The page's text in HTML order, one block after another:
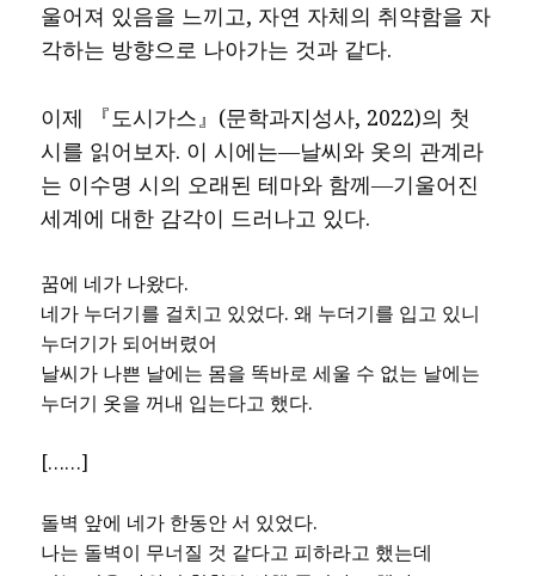
울어져 있음을 느끼고, 자연 자체의 취약함을 자
각하는 방향으로 나아가는 것과 같다.
이제 『도시가스』(문학과지성사, 2022)의 첫
시를 읽어보자. 이 시에는―날씨와 옷의 관계라
는 이수명 시의 오래된 테마와 함께―기울어진
세계에 대한 감각이 드러나고 있다.
꿈에 네가 나왔다.
네가 누더기를 걸치고 있었다. 왜 누더기를 입고 있니
누더기가 되어버렸어
날씨가 나쁜 날에는 몸을 똑바로 세울 수 없는 날에는
누더기 옷을 꺼내 입는다고 했다.
[……]
돌벽 앞에 네가 한동안 서 있었다.
나는 돌벽이 무너질 것 같다고 피하라고 했는데